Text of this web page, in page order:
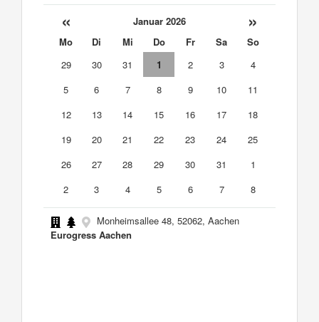
« Januar 2026 »
Mo Di Mi Do Fr Sa
So
29
30 31 1 2 3
4
5
6 7 8 9 10
11
12
13 14 15 16 17
18
19
20 21 22 23 24
25
26
27 28 29 30 31
1
2
3 4 5 6 7 8
Monheimsallee 48, 52062, Aachen
Eurogress Aachen